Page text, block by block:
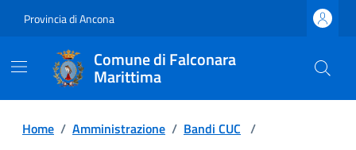
Provincia di Ancona
Comune di Falconara
Marittima
Home / Amministrazione / Bandi CUC /